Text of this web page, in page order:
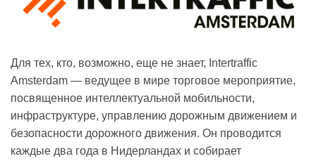
Для тех, кто, возможно, еще не знает, Intertraffic
Amsterdam — ведущее в мире торговое мероприятие,
посвященное интеллектуальной мобильности,
инфраструктуре, управлению дорожным движением и
безопасности дорожного движения. Он проводится
каждые два года в Нидерландах и собирает